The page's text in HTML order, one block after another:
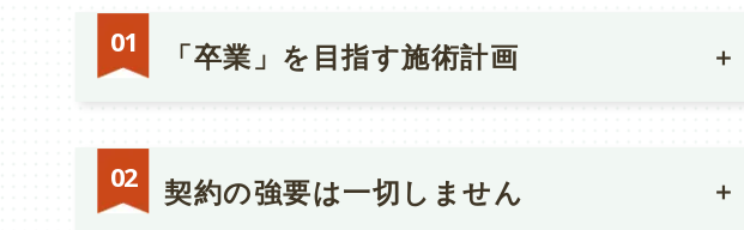
01 「卒業」を目指す施術計画
私たちは、通院に依存しない生活への「卒業」をゴールにします。まずは初期評価
フェーズとして、3回を目安に施術を行い、症状の変化と生活への影響を確認しま
す。その結果をもとに、通院頻度・セルフケア・目標までの進め方を一緒に決めて
02 契約の強要は一切しません